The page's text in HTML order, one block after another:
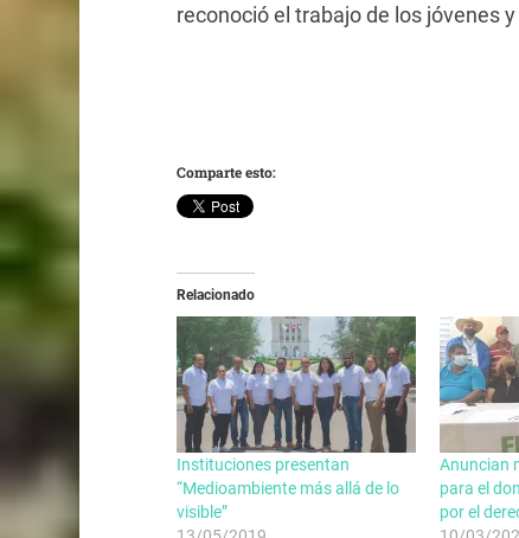
reconoció el trabajo de los jóvenes
Comparte esto:
Relacionado
Instituciones presentan
“Medioambiente más allá de lo
visible”
Anuncian
para el
por el